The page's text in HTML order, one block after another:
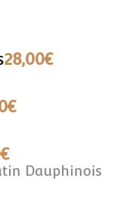
28,00€
Dauphinois